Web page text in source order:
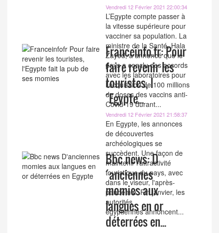
Vendredi 12 Février 2021 22:00:34
L’Egypte compte passer à
la vitesse supérieure pour
vacciner sa population. La
ministre de la Santé, Hala
Zayed, a annoncé que le
pays a conclu des accords
avec les laboratoires pour
l’acquisition de 100 millions
de doses des vaccins anti-
Covid-19 durant...
Franceinfo.fr: Pour
faire revenir les
touristes, l
´Egypte...
Vendredi 12 Février 2021 21:58:37
En Egypte, les annonces
de découvertes
archéologiques se
succèdent. Une façon de
maintenir l'attractivité
touristique du pays, avec
dans le viseur, l'après-
pandémie. Fin janvier, les
autorités
égyptiennes annoncent...
Bbc news: D
´anciennes
momies aux
langues en or
déterrées en...